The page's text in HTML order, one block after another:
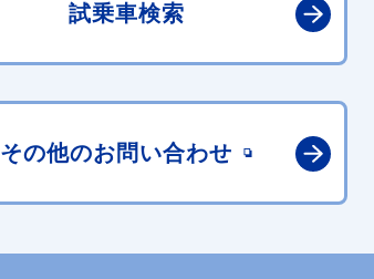
試乗車検索
その他のお問い合わせ